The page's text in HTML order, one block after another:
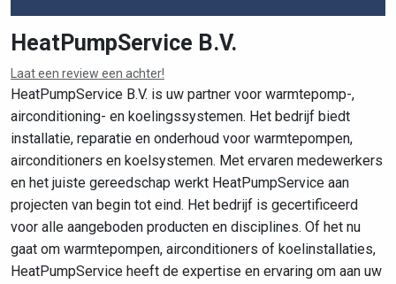
Leaflet| ©OpenStreetMapcontributors
HeatPumpService B.V.
Laat een review een achter!
HeatPumpService B.V. is uw partner voor warmtepomp-,
airconditioning- en koelingssystemen. Het bedrijf biedt
installatie, reparatie en onderhoud voor warmtepompen,
airconditioners en koelsystemen. Met ervaren medewerkers
en het juiste gereedschap werkt HeatPumpService aan
projecten van begin tot eind. Het bedrijf is gecertificeerd
voor alle aangeboden producten en disciplines. Of het nu
gaat om warmtepompen, airconditioners of koelinstallaties,
HeatPumpService heeft de expertise en ervaring om aan uw